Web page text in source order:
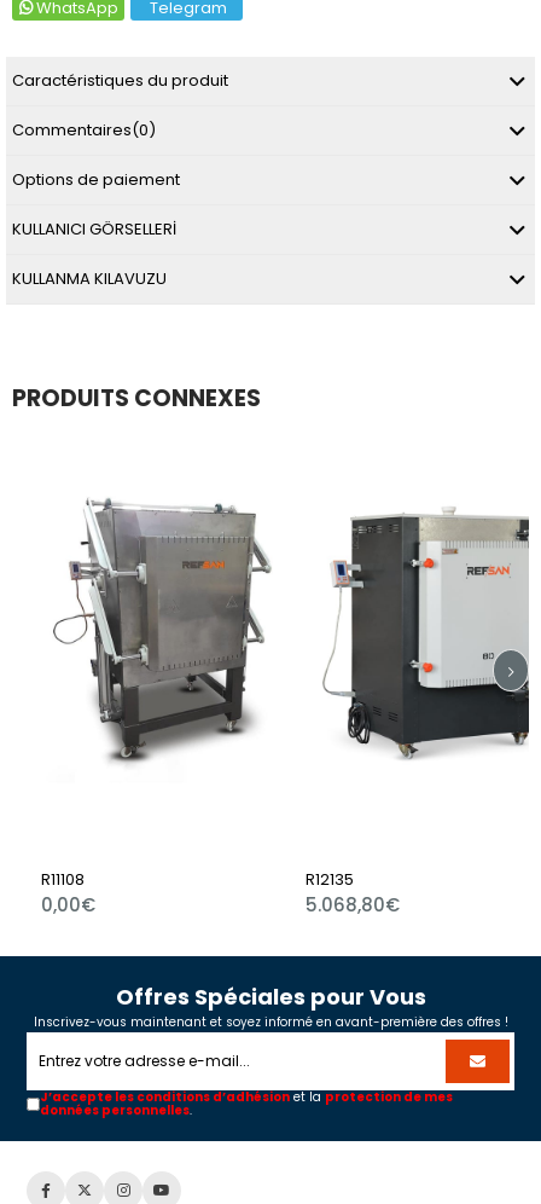
WhatsApp Telegram
Caractéristiques du produit
Commentaires(0)
Options de paiement
KULLANICI GÖRSELLERİ
KULLANMA KILAVUZU
PRODUITS CONNEXES
R11108
0,00€
R12135
5.068,80€
Offres Spéciales pour Vous
Inscrivez-vous maintenant et soyez informé en avant-première des offres !
J’accepte les conditions d’adhésion et la protection de mes
données personnelles.